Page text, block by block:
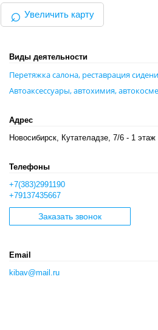
⌕ Увеличить карту
Виды деятельности
Перетяжка салона, реставрация
Автоаксессуары, автохимия,
Адрес
Новосибирск, Кутателадзе, 7/6 - 1 этаж
Телефоны
+7(383)2991190
+79137435667
Заказать звонок
Email
kibav@mail.ru